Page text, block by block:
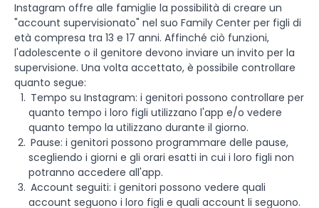
Instagram offre alle famiglie la possibilità di creare un
"account supervisionato" nel suo Family Center per figli di
età compresa tra 13 e 17 anni. Affinché ciò funzioni,
l'adolescente o il genitore devono inviare un invito per la
supervisione. Una volta accettato, è possibile controllare
quanto segue:
Tempo su Instagram: i genitori possono controllare per
quanto tempo i loro figli utilizzano l'app e/o vedere
quanto tempo la utilizzano durante il giorno.
Pause: i genitori possono programmare delle pause,
scegliendo i giorni e gli orari esatti in cui i loro figli non
potranno accedere all'app.
Account seguiti: i genitori possono vedere quali
account seguono i loro figli e quali account li seguono.